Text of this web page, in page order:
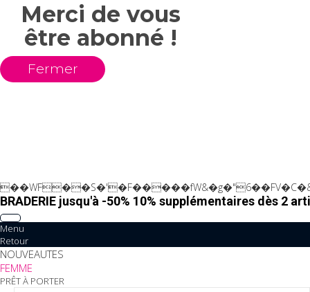
Merci de vous
être abonné !
Fermer
BRADERIE jusqu'à -50% 10% supplémentaires dès 2
Menu
Retour
NOUVEAUTES
FEMME
PRÊT À PORTER